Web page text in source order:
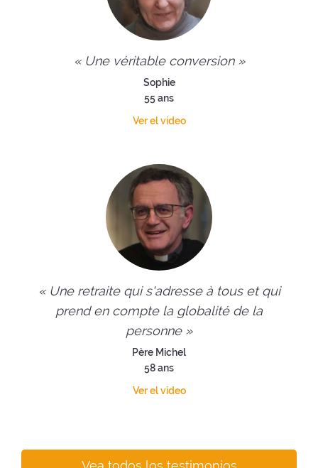
« Une véritable conversion »
Sophie
55 ans
Ver el video
« Une retraite qui s'adresse à tous et qui
prend en compte la globalité de la
personne »
Père Michel
58 ans
Ver el video